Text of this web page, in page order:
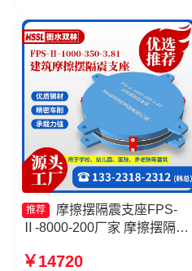
推荐
摩擦摆隔震支座FPS-
Ⅱ-8000-200厂家 摩擦摆隔震
隔震支座生产厂家 摩擦摆隔震
￥14720